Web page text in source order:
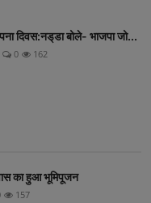
दिवस:नड्‌डा बोले- भाजपा जो...
0 162
का हुआ भूमिपूजन
157